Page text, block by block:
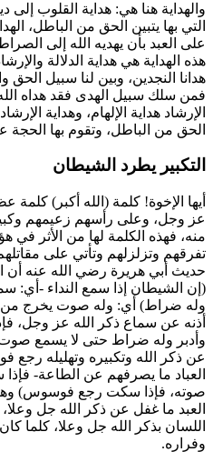
والهداية هنا هي: هداية القلوب إلى
التي بها يتبين الحق من الباطل،
على العبد بأن يهديه الله إلى
هذه الهداية هي هداية الدلالة
هدانا النجدين، وبين لنا سبيل
فمن سلك سبيل الهدى فقد هداه
الإرشاد هداية الإلهام، وهداية
الحق من الباطل، وتقوم بها
التكبير يطرد الشيطان
أيها الإخوة! كلمة (الله أكبر) كلمة
عز وجل، وعلى رأسهم زعيمهم
منه، فهذه الكلمة لها من الأثر في
تفرقهم وتزلزلهم وتأتي على
حديث أبي هريرة رضي الله عنه أن
( إن الشيطان إذا سمع النداء -أي:
وله ضراط) أي: وله صوت يخرج من
أذنه عن سماع ذكر الله عز وجل،
وأدبر وله ضراط حتى لا يسمع صوت
عن ذكر الله وتكبيره وتهليله
العباد ما يصرفهم عن الطاعة-
صوته، فإذا سكت رجع فوسوس)
العبد ما غفل عن ذكر الله جل وعلا،
اللسان بذكر الله جل وعلا، كلما
وفراره.